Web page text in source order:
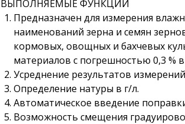
ВЫПОЛНЯЕМЫЕ ФУНКЦИИ
Предназначен для измерения
наименований зерна и семян
кормовых, овощных и бахчевых
материалов с погрешностью 0,3 %
Усреднение результатов
Определение натуры в г/л.
Автоматическое введение
Возможность смещения